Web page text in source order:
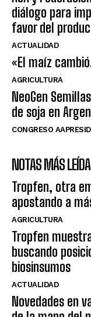
diálogo para
favor del
ACTUALIDAD
«El maíz
AGRICULTURA
NeoGen
de soja en
CONGRESO
NOTAS MÁS
Tropfen, otra
apostando a
AGRICULTURA
Tropfen
buscando
biosinsumos
ACTUALIDAD
Novedades en